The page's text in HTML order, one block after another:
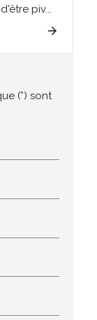
piv...
(*) sont